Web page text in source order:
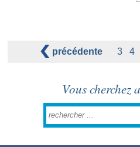
précédente 3 4
Vous cherchez